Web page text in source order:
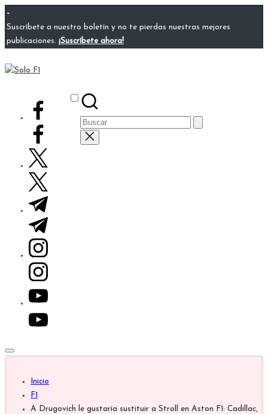
Saltar
al
contenido
-
Suscríbete a nuestro boletín y no te pierdas nuestras mejores
publicaciones. ¡Suscríbete ahora!
Solo
facebook.com
twitter.com
t.me
instagram.com
youtube.com
Buscar:
Inicio
F1
A Drugovich le gustaría sustituir a Stroll en Aston F1: Cadillac,